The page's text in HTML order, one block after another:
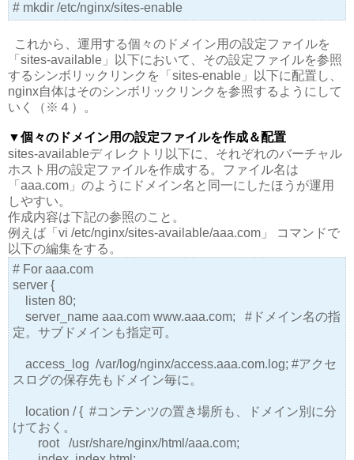
# mkdir /etc/nginx/sites-enable
これから、運用する個々のドメイン用の設定ファイルを
「sites-available」以下において、その設定ファイルを参照
するシンボリックリンクを「sites-enable」以下に配置し、
nginx自体はそのシンボリックリンクを参照するようにして
いく（※４）。
▼個々のドメイン用の設定ファイルを作成＆配置
sites-availableディレクトリ以下に、それぞれのバーチャル
ホスト用の設定ファイルを作成する。ファイル名は
「aaa.com」のようにドメイン名と同一にしたほうが運用
しやすい。
作成内容は下記の参照のこと。
例えば「vi /etc/nginx/sites-available/aaa.com」 コマンドで
以下の編集をする。
# For aaa.com
server {
listen 80;
server_name aaa.com www.aaa.com; #ドメイン名の指
定。サブドメインも指定可。
access_log /var/log/nginx/access.aaa.com.log; #アクセ
スログの保存先もドメイン毎に。
location / { #コンテンツの置き場所も、ドメイン別に分
けておく。
root /usr/share/nginx/html/aaa.com;